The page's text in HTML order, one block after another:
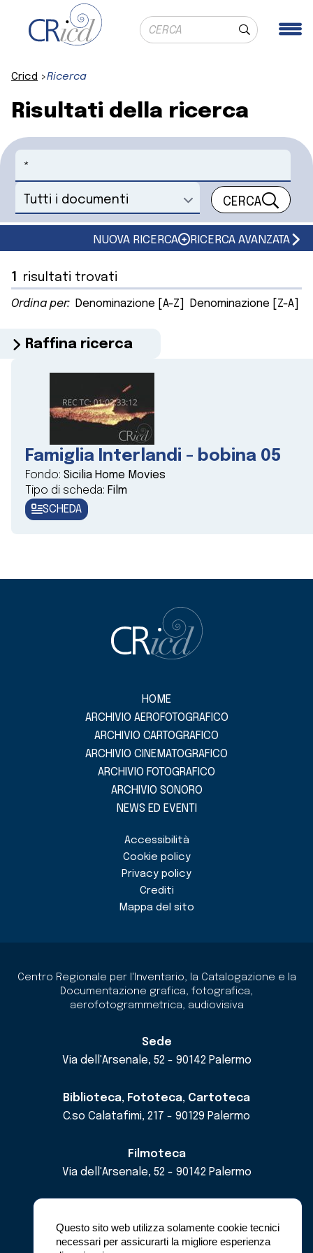
Questo sito web utilizza solamente cookie tecnici
necessari per assicurarti la migliore esperienza
Ricerca globale
Cerca
Cricd Ricerca
Risultati della ricerca
Cerca
Seleziona un documento CERCA
NUOVA RICERCA RICERCA AVANZATA
1 risultati trovati
Ordina per: Denominazione [A-Z] Denominazione [Z-A]
Raffina ricerca
Famiglia Interlandi - bobina 05
Fondo: Sicilia Home Movies
Tipo di scheda: Film
SCHEDA
HOME
ARCHIVIO AEROFOTOGRAFICO
ARCHIVIO CARTOGRAFICO
ARCHIVIO CINEMATOGRAFICO
ARCHIVIO FOTOGRAFICO
ARCHIVIO SONORO
NEWS ED EVENTI
Accessibilità
Cookie policy
Privacy policy
Crediti
Mappa del sito
Centro Regionale per l'Inventario, la Catalogazione e la
Documentazione grafica, fotografica,
aerofotogrammetrica, audiovisiva
Sede
Via dell'Arsenale, 52 - 90142 Palermo
Biblioteca, Fototeca, Cartoteca
C.so Calatafimi, 217 - 90129 Palermo
Filmoteca
Via dell'Arsenale, 52 - 90142 Palermo
pec cricdsicilia@pec.it